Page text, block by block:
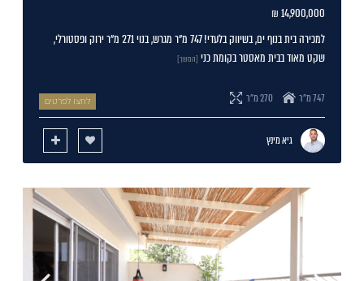
14,900,000 ₪
למכירה בית בנוף ים, בשיווק בלעדי! 747 מ"ר מגרש, בנוי 271 מ"ר ירוק ופסטורלי,
שקט מאוד בבית מאסטר בקומת כני [המשך]
747 מ"ר 270 מ"ר לחצו לפרטים
גיא מינץ